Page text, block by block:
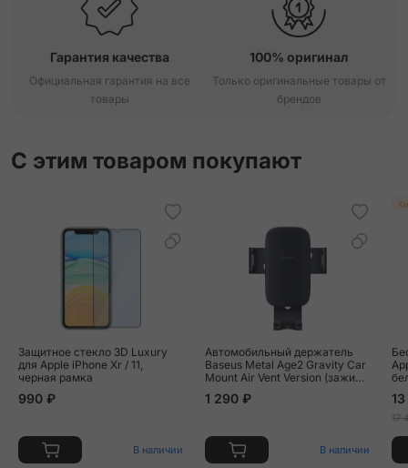
Гарантия качества
Официальная гарантия на все
товары
100% оригинал
Только оригинальные товары от
брендов
С этим товаром покупают
Защитное стекло 3D Luxury
для Apple iPhone Xr / 11,
черная рамка
990 ₽
В наличии
Автомобильный держатель
Baseus Metal Age2 Gravity Car
Mount Air Vent Version (зажим)
1 290 ₽
В наличии
17